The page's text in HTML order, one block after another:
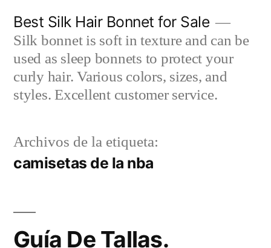
contenido
Best Silk Hair Bonnet for Sale
Silk bonnet is soft in texture and can be
used as sleep bonnets to protect your
curly hair. Various colors, sizes, and
styles. Excellent customer service.
Archivos de la etiqueta:
camisetas de la nba
Guía De Tallas.